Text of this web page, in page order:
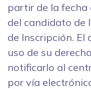
partir de la
del candidato de
de Inscripción. El
uso de su
notificarlo al
por vía